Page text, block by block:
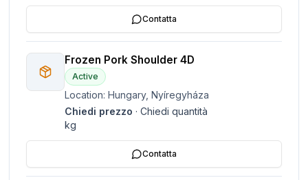
Contatta
Frozen Pork Shoulder 4D
Active
Location: Hungary, Nyíregyháza
Chiedi prezzo ·Chiedi quantità
kg
Contatta